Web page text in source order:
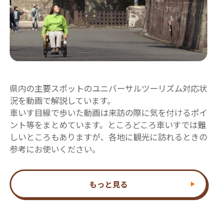
県内の主要スポットのユニバーサルツーリズム対応状
況を動画で解説しています。
車いす目線で歩いた動画は来訪の際に気を付けるポイ
ント等をまとめています。ところどころ車いすでは難
しいところもありますが、各地に観光に訪れるときの
参考にお使いください。
もっと見る